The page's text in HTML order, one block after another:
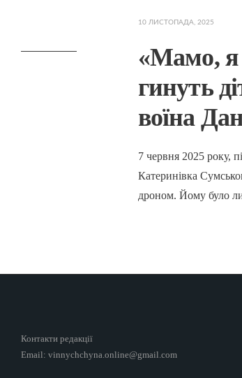
10 ЛИСТОПАДА, 2025
«Мамо, я
гинуть
воїна
7 червня 2025 року,
Катеринівка
дроном. Йому було
Контакти редакції
Email: vinnychchyna.online@gmail.com